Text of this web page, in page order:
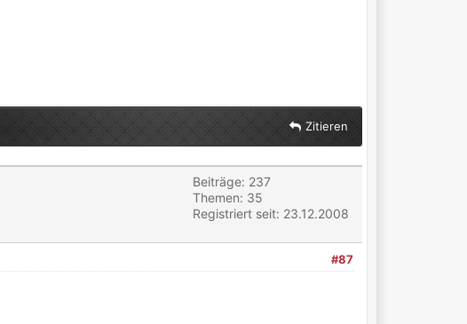
Zitieren
Beiträge: 237
Themen: 35
Registriert seit: 23.12.2008
#87